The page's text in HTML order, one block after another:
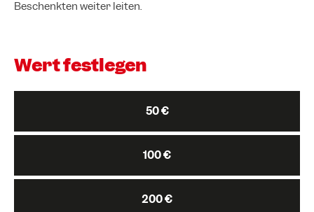
Beschenkten weiter leiten.
Wert festlegen
50 €
100 €
200 €